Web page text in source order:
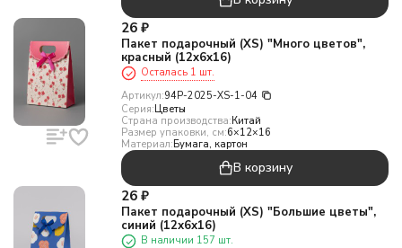
26 ₽
Пакет подарочный (XS) "Много цветов",
красный (12x6x16)
Осталась 1 шт.
Артикул:94P-2025-XS-1-04
Серия:Цветы
Страна производства:Китай
Размер упаковки, см:6×12×16
Материал:Бумага, картон
В корзину
26 ₽
Пакет подарочный (XS) "Большие цветы",
синий (12х6х16)
В наличии 157 шт.